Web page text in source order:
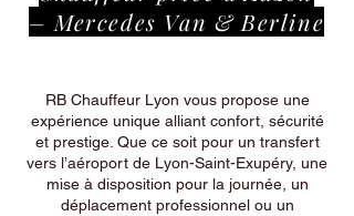
– Mercedes Van & Berline
RB Chauffeur Lyon vous propose une
expérience unique alliant confort, sécurité
et prestige. Que ce soit pour un transfert
vers l’aéroport de Lyon-Saint-Exupéry, une
mise à disposition pour la journée, un
déplacement professionnel ou un